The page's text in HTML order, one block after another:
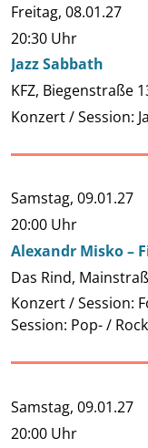
Freitag, 08.01.27
20:30 Uhr
Jazz Sabbath
KFZ, Biegenstraße
Konzert / Session:
Samstag, 09.01.27
20:00 Uhr
Alexandr Misko –
Das Rind,
Konzert / Session:
Session: Pop- /
Samstag, 09.01.27
20:00 Uhr